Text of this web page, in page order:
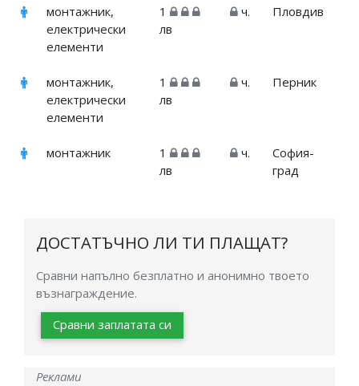
монтажник,
електрически
елементи
1
лв
ч. Пловдив
монтажник,
електрически
елементи
1
лв
ч. Перник
монтажник
1
лв
ч.
София-
град
ДОСТАТЪЧНО ЛИ ТИ ПЛАЩАТ?
Сравни напълно безплатно и анонимно твоето
възнаграждение.
Сравни заплатата си
Реклами